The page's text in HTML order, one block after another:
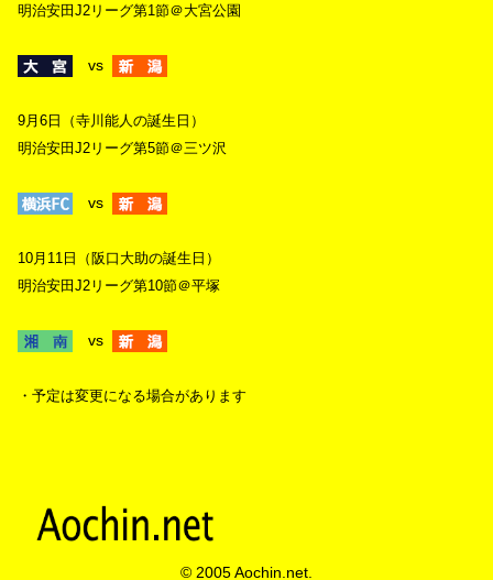
明治安田J2リーグ第1節＠大宮公園
vs
9月6日（寺川能人の誕生日）
明治安田J2リーグ第5節＠三ツ沢
vs
10月11日（阪口大助の誕生日）
明治安田J2リーグ第10節＠平塚
vs
・予定は変更になる場合があります
© 2005 Aochin.net.